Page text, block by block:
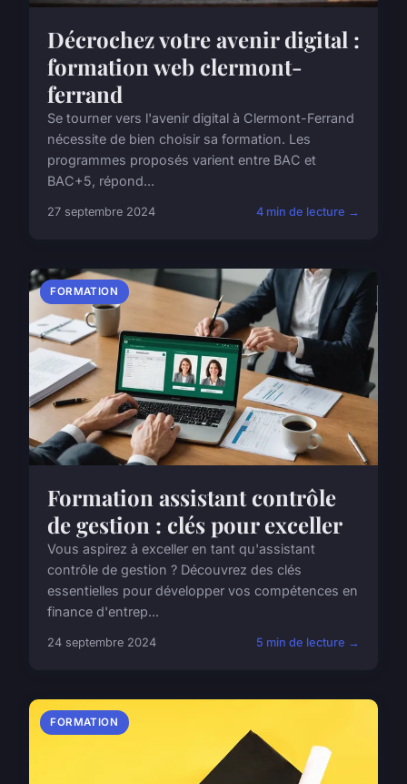
Décrochez votre avenir digital :
formation web clermont-
ferrand
Se tourner vers l'avenir digital à Clermont-Ferrand
nécessite de bien choisir sa formation. Les
programmes proposés varient entre BAC et
BAC+5, répond...
27 septembre 2024 4 min de lecture →
FORMATION
Formation assistant contrôle
de gestion : clés pour exceller
Vous aspirez à exceller en tant qu'assistant
contrôle de gestion ? Découvrez des clés
essentielles pour développer vos compétences en
finance d'entrep...
24 septembre 2024 5 min de lecture →
FORMATION